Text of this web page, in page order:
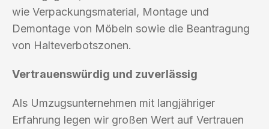
wie Verpackungsmaterial, Montage und
Demontage von Möbeln sowie die Beantragung
von Halteverbotszonen.
Vertrauenswürdig und zuverlässig
Als Umzugsunternehmen mit langjähriger
Erfahrung legen wir großen Wert auf Vertrauen